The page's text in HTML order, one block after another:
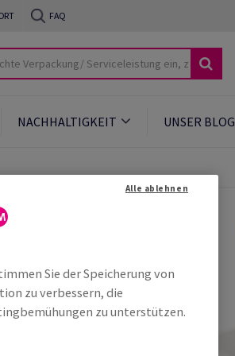
FAQ
NACHHALTIGKEIT UNSER BLOG
- Für
Sie der Speicherung von
zu verbessern, die
zu unterstützen.
Alle ablehnen